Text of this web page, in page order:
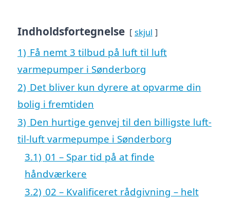
Indholdsfortegnelse skjul
1) Få nemt 3 tilbud på luft til luft
varmepumper i Sønderborg
2) Det bliver kun dyrere at opvarme din
bolig i fremtiden
3) Den hurtige genvej til den billigste luft-
til-luft varmepumpe i Sønderborg
3.1) 01 – Spar tid på at finde
håndværkere
3.2) 02 – Kvalificeret rådgivning – helt